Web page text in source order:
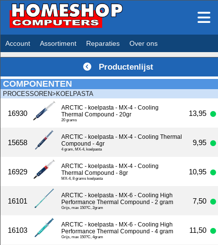
Account Assortiment Reparaties Over ons
Productenlijst
COMPONENTEN
PROCESSOREN>KOELPASTA
16930
ARCTIC - koelpasta - MX-4 - Cooling
Thermal Compound - 20gr
20 grams
13,95
15658
ARCTIC - koelpasta - MX-4 - Cooling Thermal
Compound - 4gr
4 gram, MX-4, koelpasta
9,95
16929
ARCTIC - koelpasta - MX-4 - Cooling
Thermal Compound - 8gr
MX-4, 8 grams koelpasta
10,95
16101
ARCTIC - koelpasta - MX-6 - Cooling High
Performance Thermal Compound - 2 gram
Grijs, max 150?C, 2gram
7,50
16103
ARCTIC - koelpasta - MX-6 - Cooling High
Performance Thermal Compound - 4 gram
Grijs, max 150?C, 4gram
11,50